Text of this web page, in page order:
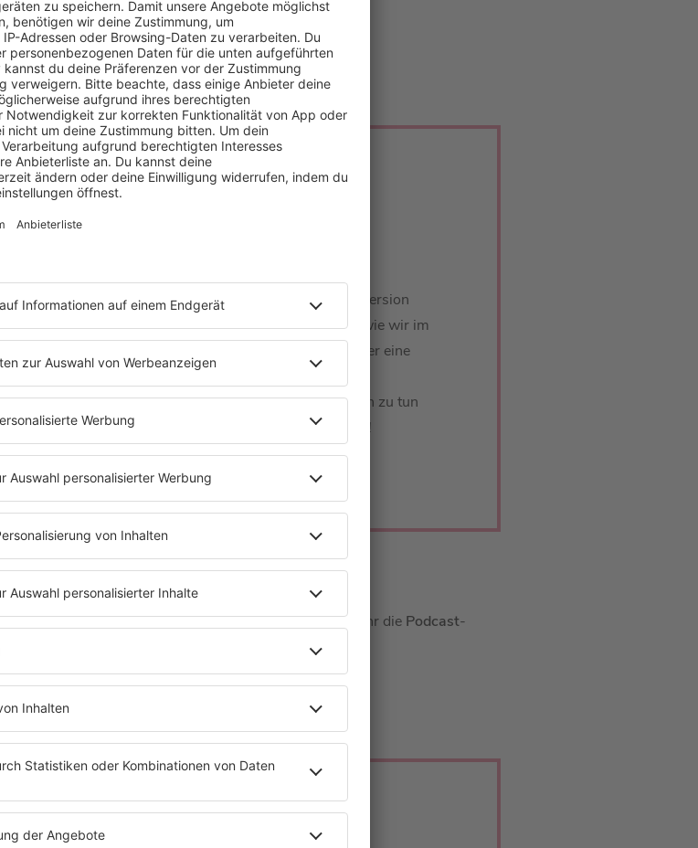
Schroppganz einfach nachhören:
Folge 213 | 12.12.2022 | 55:26
JOCHEN SCHROPP
zusammen mit Jochen Schropp bei einer deutschen Version
von "F.R.I.E.N.D.S." gesehen! Gar nicht so abwegig, wie wir im
Podcast erfahren. Außerdem wissen wir jetzt, wieso er eine
Aversion gegen Biberbettwäsche hat und was Joko
Winterscheidt mit Jochen Schropps Kappstadt-Reisen zu tun
hat. Hört unbedingt mal in die neue Podcastfolge rein!
schon beiBarbara Schönebergerzu Gast. Hier könnt ihr die Podcast-
Folge 47 | 07.10.2019 | 61:05